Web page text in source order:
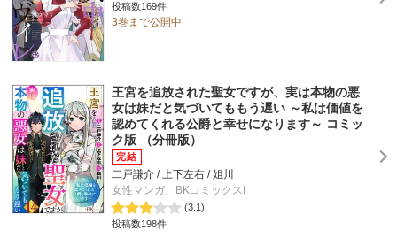
投稿数169件
3巻まで公開中
王宮を追放された聖女ですが、実は本物の悪
女は妹だと気づいてももう遅い ～私は価値を
認めてくれる公爵と幸せになります～ コミッ
ク版 （分冊版）
二戸謙介 / 上下左右 / 姐川
女性マンガ、BKコミックスf
(3.1)
投稿数198件